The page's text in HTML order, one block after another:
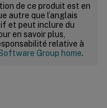
de ce produit est en
autre que l’anglais
et peut inclure du
en savoir plus,
relative à
Group home.